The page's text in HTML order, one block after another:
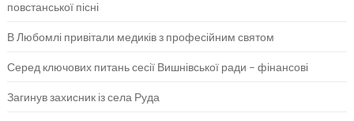
повстанської пісні
В Любомлі привітали медиків з професійним святом
Серед ключових питань сесії Вишнівської ради – фінансові
Загинув захисник із села Руда